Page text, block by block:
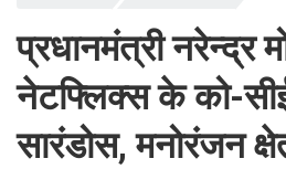
प्रधानमंत्री नरेन्द्र
नेटफ्लिक्स के को-
सारंडोस, मनोरंजन